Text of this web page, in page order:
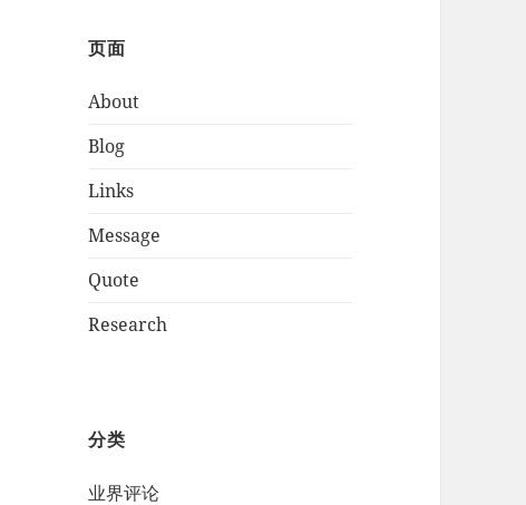
页面
About
Blog
Links
Message
Quote
Research
分类
业界评论